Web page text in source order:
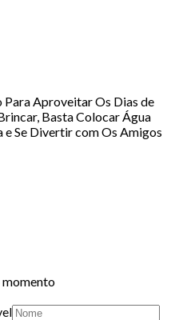
Para Aproveitar Os Dias de
Basta Colocar Água
e Se Divertir com Os Amigos
momento